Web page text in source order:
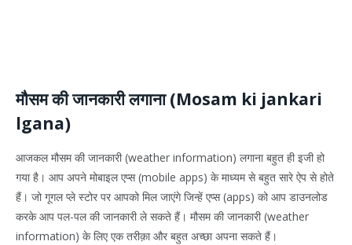
मौसम की जानकारी लगाना (Mosam ki jankari
lgana)
आजकल मौसम की जानकारी (weather information) लगाना बहुत ही इजी हो
गया है। आप अपने मोबाइल एप्स (mobile apps) के माध्यम से बहुत सारे ऐप से होते
हैं। जो गूगल प्ले स्टोर पर आपको मिल जाएंगे जिन्हें एप्स (apps) को आप डाउनलोड
करके आप पल-पल की जानकारी ले सकते हैं। मौसम की जानकारी (weather
information) के लिए एक तरीक़ा और बहुत अच्छा अपना सकते हैं।